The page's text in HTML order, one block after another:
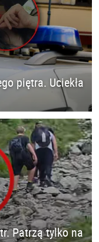
piętra. Uciekła
Patrzą tylko na